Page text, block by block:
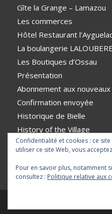
Gîte la Grange – Lamazou
Les commerces
Hôtel Restaurant
La boulangerie LALOUBERE
Les Boutiques d’Ossau
Présentation
Abonnement aux
Confirmation envoyée
Historique de Bielle
History of the Village
VTT
Confidentialité et cookies : ce
utiliser ce site Web, vous
Pour en savoir plus, notamment
consultez : Politique relative aux